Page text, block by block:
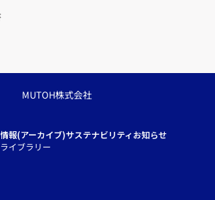
MUTOH株式会社
報(アーカイブ)
イブラリー
サステナビリティお知らせ